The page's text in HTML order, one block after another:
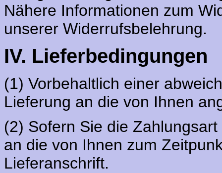
Nähere Informationen zum
unserer Widerrufsbelehrung.
IV. Lieferbedingungen
(1) Vorbehaltlich einer
Lieferung an die von Ihnen
(2) Sofern Sie die
an die von Ihnen zum
Lieferanschrift.